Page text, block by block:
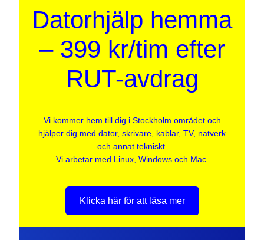
Datorhjälp hemma
– 399 kr/tim efter
RUT-avdrag
Vi kommer hem till dig i Stockholm området och
hjälper dig med dator, skrivare, kablar, TV, nätverk
och annat tekniskt.
Vi arbetar med Linux, Windows och Mac.
Klicka här för att läsa mer